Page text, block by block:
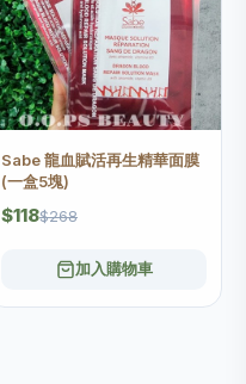
Sabe 龍血賦活再生精華面膜
(一盒5塊)
$118$268
加入購物車